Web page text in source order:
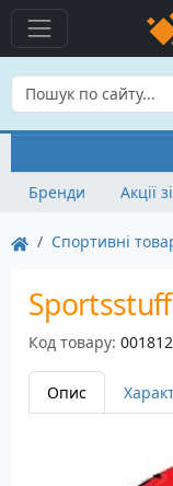
Бренди
Акції
Спортивні
Sportsstuff
Код товару: 001812
Опис